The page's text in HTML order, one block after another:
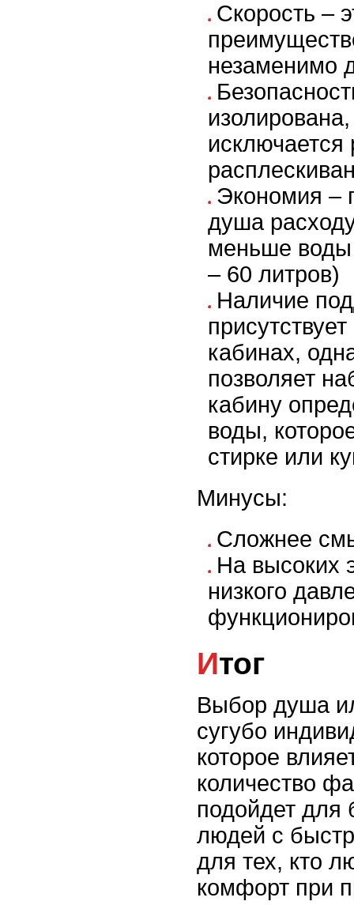
Скорость –
незаменимо
исключается
Экономия –
душа
меньше
– 60 литров)
Наличие
кабинах,
позволяет
кабину
воды,
стирке или
Минусы:
Сложнее
На высоких
низкого
Итог
Выбор душа
сугубо
которое
количество
подойдет
людей с
для тех, кто
комфорт при